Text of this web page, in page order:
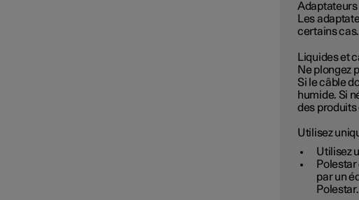
Adaptateurs
Les
certains cas.
Liquides et
Ne plongez
Si le câble
humide. Si
des produits
Utilisez
Utilisez
par un
Polestar.